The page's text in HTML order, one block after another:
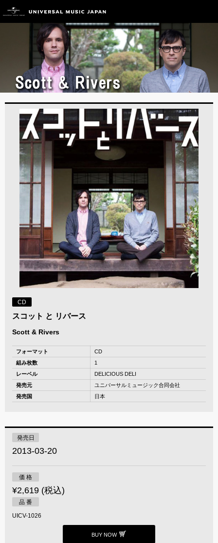
CD
スコット と リバース
Scott & Rivers
フォーマット
CD
組み枚数
1
レーベル
DELICIOUS DELI
発売元
ユニバーサルミュージック合同会社
発売国
日本
発売日
2013-03-20
価 格
¥2,619 (税込)
品 番
UICV-1026
BUY NOW